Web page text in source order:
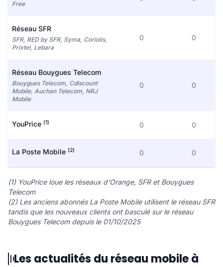
Free
Réseau SFR
SFR, RED by SFR, Syma, Coriolis,
Prixtel, Lebara
0 0
Réseau Bouygues Telecom
Bouygues Telecom, Cdiscount
Mobile, Auchan Telecom, NRJ
Mobile
0 0
YouPrice (1) 0 0
La Poste Mobile (2) 0 0
(1) YouPrice loue les réseaux d'Orange, SFR et Bouygues
Telecom
(2) Les anciens abonnés La Poste Mobile utilisent le réseau SFR
tandis que les nouveaux clients ont basculé sur le réseau
Bouygues Telecom depuis le 01/10/2025
Les actualités du réseau mobile à